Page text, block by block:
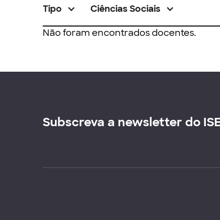
Tipo Ciências Sociais
Não foram encontrados docentes.
Subscreva a newsletter do